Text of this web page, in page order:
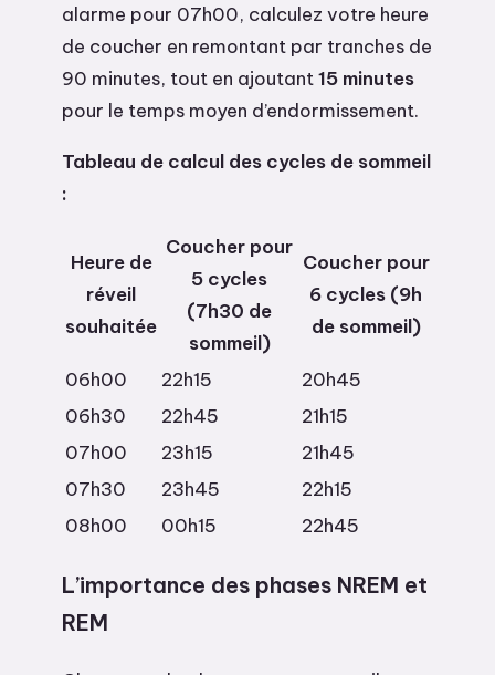
alarme pour 07h00, calculez votre heure
de coucher en remontant par tranches de
90 minutes, tout en ajoutant15 minutes
pour le temps moyen d’endormissement.
Tableau de calcul des cycles de sommeil
:
Heure de
réveil
souhaitée
Coucher pour
5 cycles
(7h30 de
sommeil)
Coucher pour
6 cycles (9h
de sommeil)
06h00 22h15
20h45
06h30
22h45
21h15
07h00
23h15
21h45
07h30
23h45
22h15
08h00
00h15 22h45
L’importance des phases NREM et
REM